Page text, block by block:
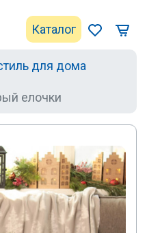
Каталог
для дома
елочки